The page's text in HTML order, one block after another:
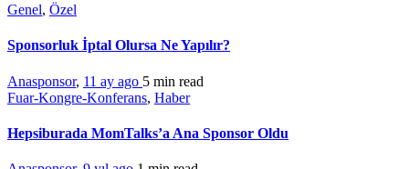
Genel, Özel
Sponsorluk İptal Olursa Ne Yapılır?
Anasponsor, 11 ay ago 5 min read
Fuar-Kongre-Konferans, Haber
Hepsiburada MomTalks’a Ana Sponsor Oldu